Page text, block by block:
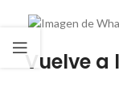
Vuelve a